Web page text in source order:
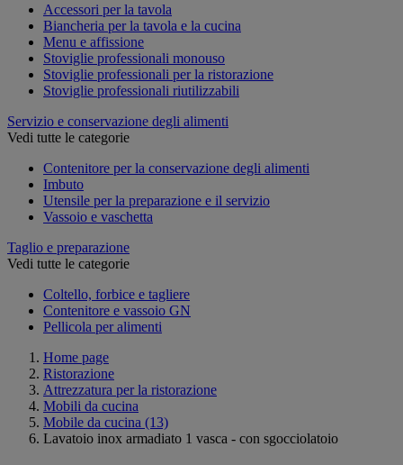
Accessori per la tavola
Biancheria per la tavola e la cucina
Menu e affissione
Stoviglie professionali monouso
Stoviglie professionali per la ristorazione
Stoviglie professionali riutilizzabili
Servizio e conservazione degli alimenti
Vedi tutte le categorie
Contenitore per la conservazione degli alimenti
Imbuto
Utensile per la preparazione e il servizio
Vassoio e vaschetta
Taglio e preparazione
Vedi tutte le categorie
Coltello, forbice e tagliere
Contenitore e vassoio GN
Pellicola per alimenti
Home page
Ristorazione
Attrezzatura per la ristorazione
Mobili da cucina
Mobile da cucina (13)
Lavatoio inox armadiato 1 vasca - con sgocciolatoio